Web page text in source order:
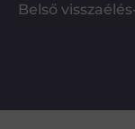
Belső